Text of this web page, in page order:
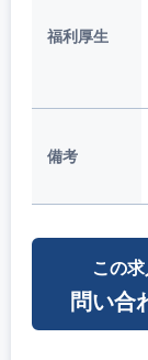
福利厚生
備考
この
問い合